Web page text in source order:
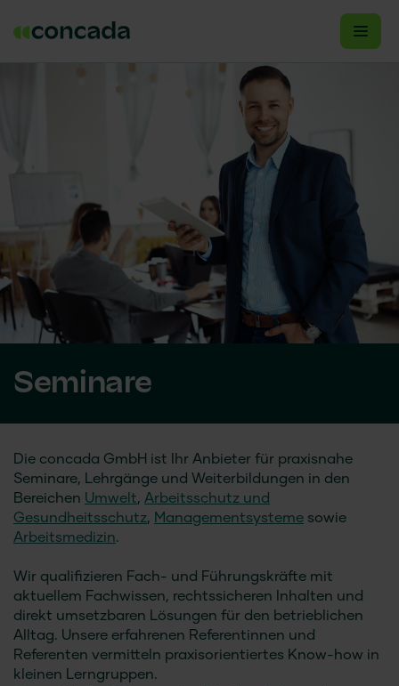
Seminare
Die concada GmbH ist Ihr Anbieter für praxisnahe
Seminare, Lehrgänge und Weiterbildungen in den
Bereichen Umwelt, Arbeitsschutz und
Gesundheitsschutz, Managementsysteme sowie
Arbeitsmedizin.
Wir qualifizieren Fach- und Führungskräfte mit
aktuellem Fachwissen, rechtssicheren Inhalten und
direkt umsetzbaren Lösungen für den betrieblichen
Alltag. Unsere erfahrenen Referentinnen und
Referenten vermitteln praxisorientiertes Know-how in
kleinen Lerngruppen.